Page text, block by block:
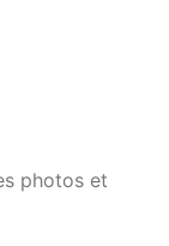
photos et